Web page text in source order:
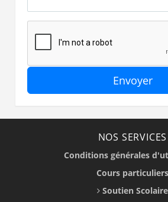
Envoyer
NOS SERVICES
Conditions générales
Cours particuliers
Soutien Scolaire